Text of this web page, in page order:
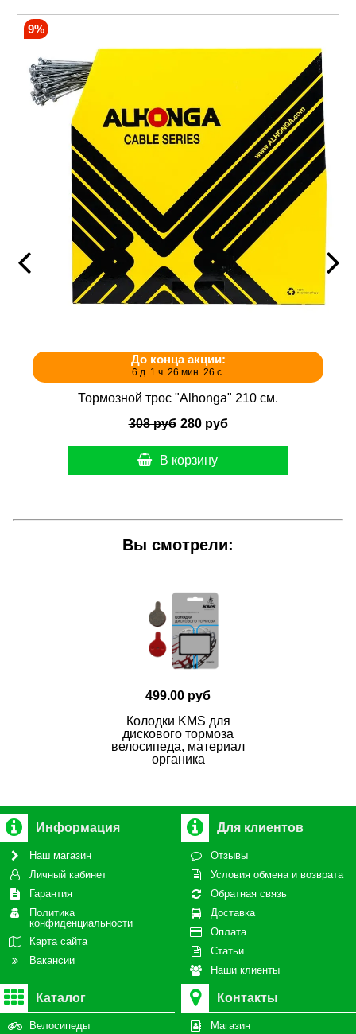
9%
До конца акции:
6 д. 1 ч. 26 мин. 26 с.
Тормозной трос "Alhonga" 210 см.
308 руб 280 руб
В корзину
Вы смотрели:
499.00 руб
Колодки KMS для
дискового тормоза
велосипеда, материал
органика
Информация
Наш магазин
Личный кабинет
Гарантия
Политика
конфиденциальности
Карта сайта
Вакансии
Для клиентов
Отзывы
Условия обмена и возврата
Обратная связь
Доставка
Оплата
Статьи
Наши клиенты
Каталог
Велосипеды
Контакты
Магазин